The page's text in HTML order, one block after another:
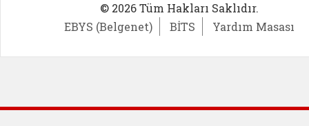
© 2026 Tüm Hakları Saklıdır.
EBYS (Belgenet)
BİTS Yardım Masası